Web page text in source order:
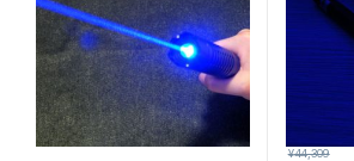
¥44,309